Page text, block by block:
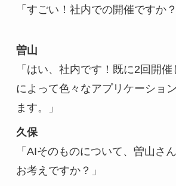
「すごい！社内での開催ですか？
曽山
「はい、社内です！既に2回開
によって色々なアプリケーショ
ます。」
久保
「AIそのものについて、曽山さ
お考えですか？」